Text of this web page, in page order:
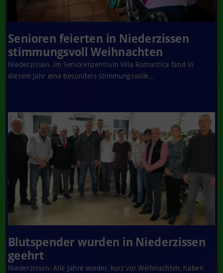
Senioren feierten in Niederzissen
stimmungsvoll Weihnachten
Niederzissen. Im Seniorenzentrum Villa Romantica fand in
diesem Jahr eine besonders stimmungsvolle...
Blutspender wurden in Niederzissen
geehrt
Niederzissen. Alle Jahre wieder, kurz vor Weihnachten, haben